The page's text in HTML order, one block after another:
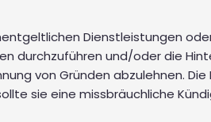
Dienstleistungen
durchzuführen und/oder die
von Gründen abzulehnen. Die
sie eine missbräuchliche